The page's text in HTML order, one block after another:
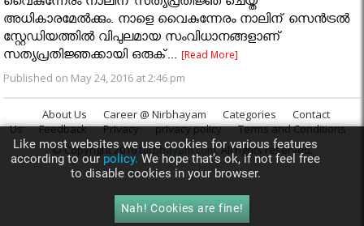
വൈകുന്നേരം നാലിന് സത്യപ്രതിജ്ഞ ചെയ്ത്
അധികാരമേല്‍ക്കും. നാളെ വൈകുന്നേരം നാലിന് സെന്‍ട്രല്‍
സ്റ്റേഡിയത്തില്‍ വിപുലമായ സംവിധാനങ്ങളാണ്
സത്യപ്രതിജ്ഞക്കായി ഒരുക്...[Read More]
Published on May 24, 2016 at 2:46 pm
About Us Career @ Nirbhayam Categories
Contact
Us
Feedback Privacy privacy policy
Terms and Conditions
© Copyright 2016Nirbhayam.com. All rights reserved.
Like most websites we use cookies for various features
according to ourpolicy.We hope that’s ok, if not feel free
to disable cookies in your browser.
Nah! Cookies are fine!